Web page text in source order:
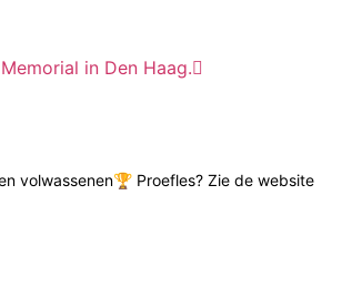
in Den Haag.
volwassenen🏆 Proefles? Zie de website